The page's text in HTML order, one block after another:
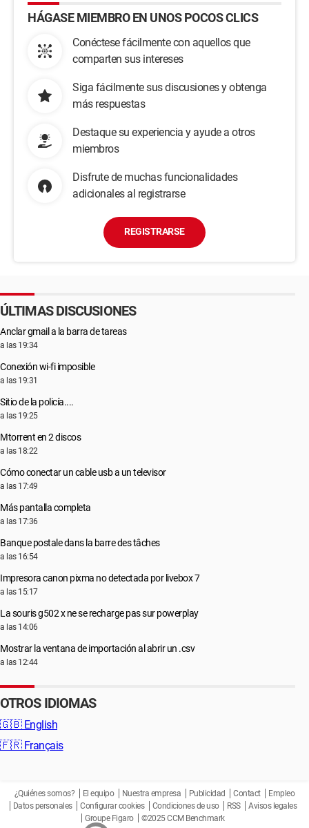
HÁGASE MIEMBRO EN UNOS POCOS CLICS
Conéctese fácilmente con aquellos que
comparten sus intereses
Siga fácilmente sus discusiones y obtenga
más respuestas
Destaque su experiencia y ayude a otros
miembros
Disfrute de muchas funcionalidades
adicionales al registrarse
REGISTRARSE
ÚLTIMAS DISCUSIONES
Anclar gmail a la barra de tareas
a las 19:34
Conexión wi-fi imposible
a las 19:31
Sitio de la policía....
a las 19:25
Μtorrent en 2 discos
a las 18:22
Cómo conectar un cable usb a un televisor
a las 17:49
Más pantalla completa
a las 17:36
Banque postale dans la barre des tâches
a las 16:54
Impresora canon pixma no detectada por livebox 7
a las 15:17
La souris g502 x ne se recharge pas sur powerplay
a las 14:06
Mostrar la ventana de importación al abrir un .csv
a las 12:44
OTROS IDIOMAS
🇬🇧 English
🇫🇷 Français
¿Quiénes somos? El equipo Nuestra empresa Publicidad Contact
Empleo
Datos personales
Configurar cookies Condiciones de uso RSS
Avisos legales
Groupe Figaro
©2025 CCM Benchmark